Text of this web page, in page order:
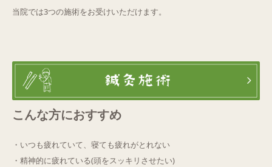
当院では3つの施術をお受けいただけます。
こんな方におすすめ
・いつも疲れていて、寝ても疲れがとれない
・精神的に疲れている(頭をスッキリさせたい)
ACCESS
Q&A
ご予約・お問合せ